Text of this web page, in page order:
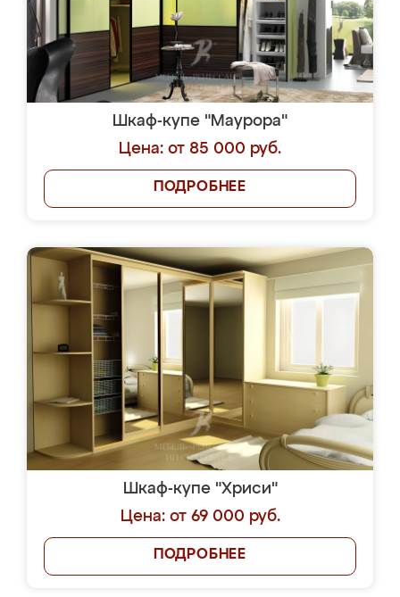
Шкаф-купе "Маурора"
Цена: от 85 000 руб.
ПОДРОБНЕЕ
Шкаф-купе "Хриси"
Цена: от 69 000 руб.
ПОДРОБНЕЕ